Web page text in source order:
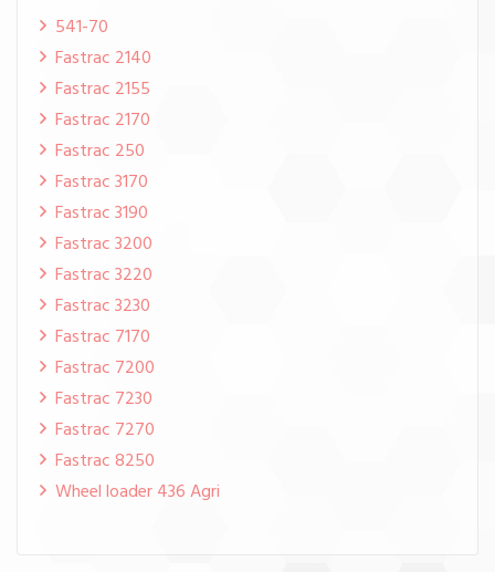
541-70
Fastrac 2140
Fastrac 2155
Fastrac 2170
Fastrac 250
Fastrac 3170
Fastrac 3190
Fastrac 3200
Fastrac 3220
Fastrac 3230
Fastrac 7170
Fastrac 7200
Fastrac 7230
Fastrac 7270
Fastrac 8250
Wheel loader 436 Agri